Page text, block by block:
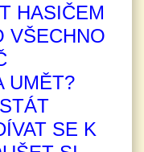
HASIČEM
VŠECHNO
UMĚT?
SE K